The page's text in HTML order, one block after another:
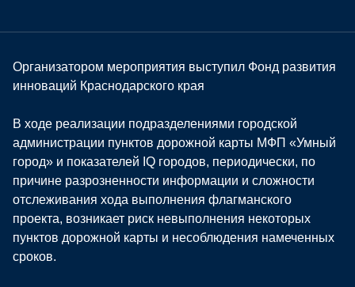
Организатором мероприятия выступил Фонд развития
инноваций Краснодарского края
В ходе реализации подразделениями городской
администрации пунктов дорожной карты МФП «Умный
город» и показателей IQ городов, периодически, по
причине разрозненности информации и сложности
отслеживания хода выполнения флагманского
проекта, возникает риск невыполнения некоторых
пунктов дорожной карты и несоблюдения намеченных
сроков.